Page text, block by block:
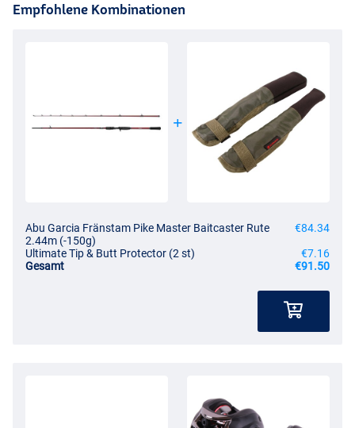
Empfohlene Kombinationen
Abu Garcia Fränstam Pike Master Baitcaster Rute
2.44m (-150g)
€84.34
Ultimate Tip & Butt Protector (2 st)
€7.16
Gesamt
€91.50